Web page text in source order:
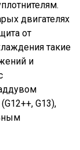
двигателях
от
такие
и
G13),